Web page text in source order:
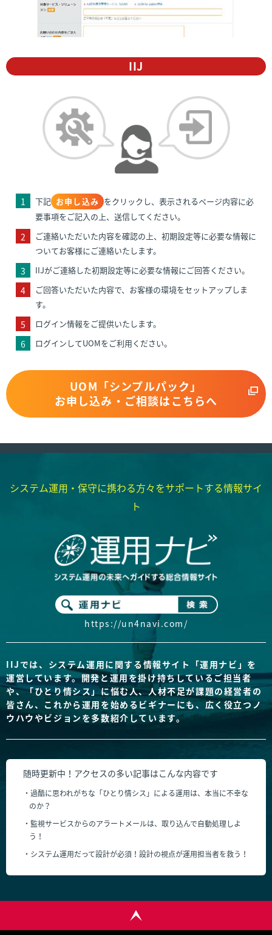
IIJ
1 下記 お申し込み をクリックし、表示されるページ内容に必
要事項をご記入の上、送信してください。
2
ご連絡いただいた内容を確認の上、初期設定等に必要な情報に
ついてお客様にご連絡いたします。
3 IIJがご連絡した初期設定等に必要な情報にご回答ください。
4
ご回答いただいた内容で、お客様の環境をセットアップしま
す。
5 ログイン情報をご提供いたします。
6 ログインしてUOMをご利用ください。
UOM「シンプルパック」
お申し込み・ご相談はこちらへ
システム運用・保守に携わる方々をサポートする情報サイ
ト
https://un4navi.com/
IIJでは、システム運用に関する情報サイト「運用ナビ」を
運営しています。開発と運用を掛け持ちしているご担当者
や、「ひとり情シス」に悩む人、人材不足が課題の経営者の
皆さん、これから運用を始めるビギナーにも、広く役立つノ
ウハウやビジョンを多数紹介しています。
随時更新中！ アクセスの多い記事はこんな内容です
過酷に思われがちな「ひとり情シス」による運用は、本当に不幸な
のか？
監視サービスからのアラートメールは、取り込んで自動処理しよ
う！
システム運用だって設計が必須！設計の視点が運用担当者を救う！